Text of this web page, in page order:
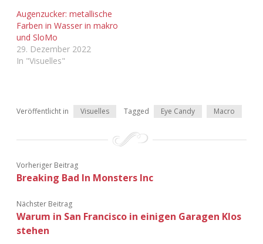
Augenzucker: metallische
Farben in Wasser in makro
und SloMo
29. Dezember 2022
In "Visuelles"
Veröffentlicht in Visuelles Tagged Eye Candy Macro
Vorheriger Beitrag
Breaking Bad In Monsters Inc
Nächster Beitrag
Warum in San Francisco in einigen Garagen Klos
stehen